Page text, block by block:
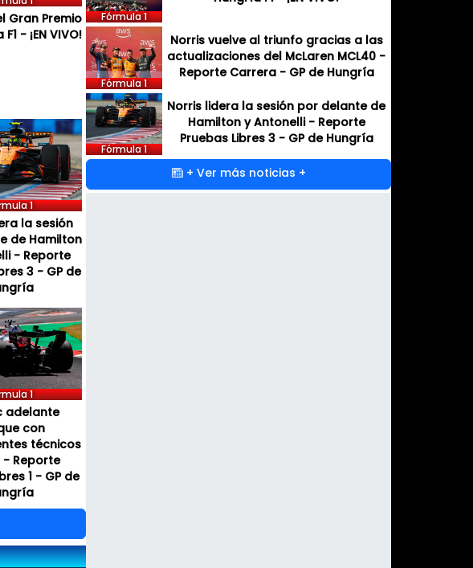
Gran Premio
- ¡EN VIVO!
1
la sesión
de Hamilton
- Reporte
3 - GP de
1
adelante
con
técnicos
Reporte
1 - GP de
Fórmula 1
Fórmula 1
Norris vuelve al triunfo gracias a las
actualizaciones del McLaren MCL40 -
Reporte Carrera - GP de Hungría
Fórmula 1
Norris lidera la sesión por delante de
Hamilton y Antonelli - Reporte
Pruebas Libres 3 - GP de Hungría
+ Ver más noticias +